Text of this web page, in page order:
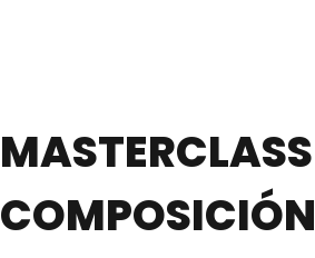
MASTERCLASS
COMPOSICIÓN